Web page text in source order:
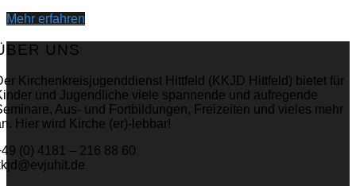
Mehr erfahren
UNS
Kirchenkreisjugenddienst Hittfeld (KKJD Hittfeld) bietet für
und Jugendliche viele spannende und aufregende
Aus- und Fortbildungen, Freizeiten und vieles mehr
Hier wird Kirche (er)-lebbar!
(0) 4181 – 216 88 60